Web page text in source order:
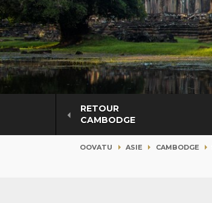
RETOUR
CAMBODGE
OOVATU ASIE CAMBODGE